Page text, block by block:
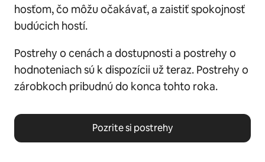
hosťom, čo môžu očakávať, a zaistiť spokojnosť
budúcich hostí.
Postrehy o cenách a dostupnosti a postrehy o
hodnoteniach sú k dispozícii už teraz. Postrehy o
zárobkoch pribudnú do konca tohto roka.
Pozrite si postrehy